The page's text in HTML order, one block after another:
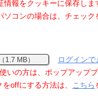
情報をクッキーに保存し
ソコンの場合は、チェック
1.7 MB）
ログイン
いの方は、ポップアップ
offにする方法は、 こちら